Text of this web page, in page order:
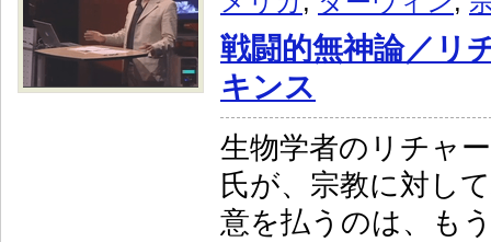
戦闘的無神論／リ
キンス
生物学者のリチャ
氏が、宗教に対し
意を払うのは、も